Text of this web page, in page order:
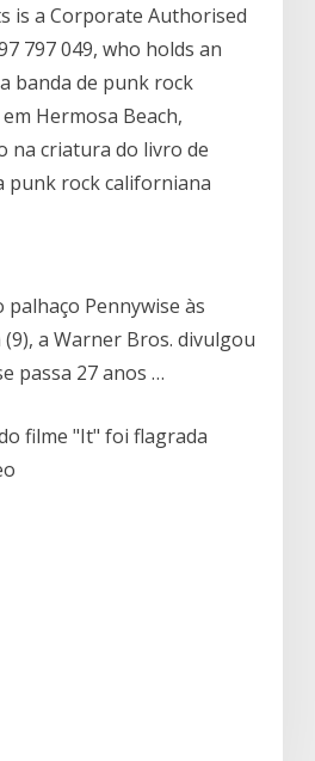
is a Corporate Authorised
797 049, who holds an
banda de punk rock
Hermosa Beach,
na criatura do livro de
punk rock californiana
Pennywise às
a Warner Bros. divulgou
passa 27 anos …
filme "It" foi flagrada